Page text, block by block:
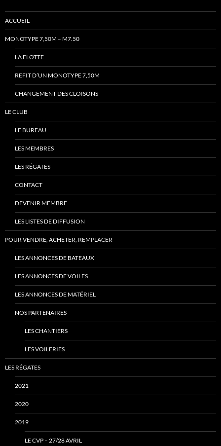
ACCUEIL
MONOTYPE 7,50M – M7.50
LA FLOTTE
REFIT D’UN MONOTYPE 7,50M
CHANGEMENT DES CLOISONS
LE CLUB
LE BUREAU
LES MEMBRES
LES RÉGATES
CONTACT
DEVENIR MEMBRE
LES LISTES DE DIFFUSION
POUR VENDRE, ACHETER, REMPLACER
LES ANNONCES DE BATEAUX
LES ANNONCES DE VOILES
LES ANNONCES DE MATÉRIEL
NOS PARTENAIRES
LES CHANTIERS
LES VOILERIES
LES RÉGATES
2021
2020
2019
LE CVP – 27/28 AVRIL